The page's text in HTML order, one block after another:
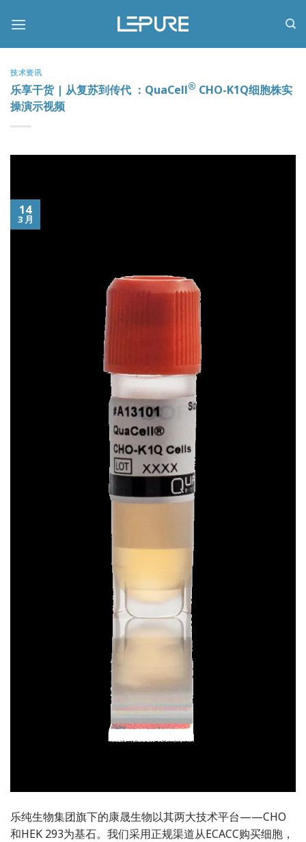
技术资讯
乐享干货 | 从复苏到传代 ：QuaCell® CHO-K1Q细胞株实
操演示视频
14
3 月
乐纯生物集团旗下的康晟生物以其两大技术平台——CHO
和HEK 293为基石。我们采用正规渠道从ECACC购买细胞，